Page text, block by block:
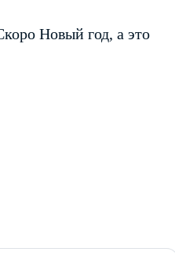
Новый год, а это